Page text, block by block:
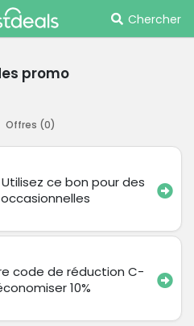
Chercher
promo
Offres (0)
ce bon pour des
code de réduction C-
10%